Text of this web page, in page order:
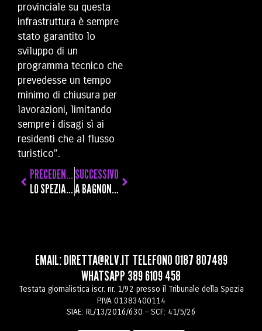
provinciale su questa
infrastruttura è sempre
stato garantito lo
sviluppo di un
programma tecnico che
prevedesse un tempo
minimo di chiusura per
lavorazioni, limitando
sempre i disagi sì ai
residenti che al flusso
turistico”.
PRECEDENTE
LO SPEZIA SI RIPRESENTA SCARICO ALLA RIPRESA E PERDE CONTRO UN SUDTIROL A SECCO DA 105 GIORNI
SUCCESSIVO
A BAGNONE NASCE UN COMITATO PER SALVARE LA PAVIMENTAZIONE STORICA E I “PIAGNONI” DEL BORGO
EMAIL:DIRETTA@RLV.IT TELEFONO 0187 807489
WHATSAPP 389 6109 458
Testata giornalistica iscr. nr. 1/92 presso il Tribunale della Spezia
P.IVA 01383400114
SIAE: RL/13/2016/630 – SCF: 41/5/26